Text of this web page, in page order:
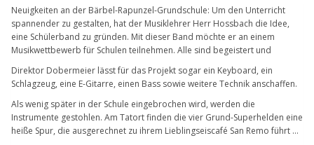
Neuigkeiten an der Bärbel-Rapunzel-Grundschule: Um den Unterricht
spannender zu gestalten, hat der Musiklehrer Herr Hossbach die Idee,
eine Schülerband zu gründen. Mit dieser Band möchte er an einem
Musikwettbewerb für Schulen teilnehmen. Alle sind begeistert und
Direktor Dobermeier lässt für das Projekt sogar ein Keyboard, ein
Schlagzeug, eine E-Gitarre, einen Bass sowie weitere Technik anschaffen.
Als wenig später in der Schule eingebrochen wird, werden die
Instrumente gestohlen. Am Tatort finden die vier Grund-Superhelden eine
heiße Spur, die ausgerechnet zu ihrem Lieblingseiscafé San Remo führt …